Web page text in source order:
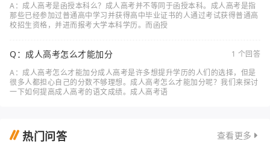
A：成人高考是函授本科么？成人高考并不等同于函授本科。成人高考是指
那些已经参加过普通高中学习并获得高中毕业证书的人通过考试获得普通高
校招生资格，并进而报考大学本科学历。而函授
Q：成人高考怎么才能加分
1 个回答
A：成人高考怎么才能加分成人高考是许多想提升学历的人们的选择，但是
很多人都担心自己的分数不够理想。成人高考怎么才能加分呢？我们来探讨
一下如何提高成人高考的语文成绩。成人高考语
热门问答 查看更多